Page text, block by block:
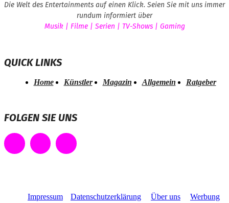
Die Welt des Entertainments auf einen Klick. Seien Sie mit uns immer
rundum informiert über
Musik | Filme | Serien | TV-Shows | Gaming
QUICK LINKS
Home Künstler Magazin Allgemein Ratgeber
FOLGEN SIE UNS
Impressum Datenschutzerklärung Über uns Werbung